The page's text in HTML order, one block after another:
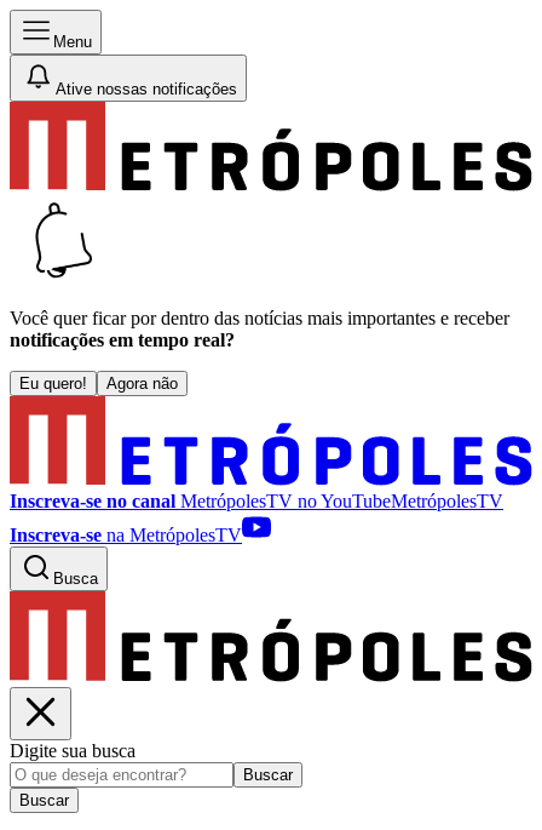
Menu
Ative nossas notificações
Você quer ficar por dentro das notícias mais importantes e receber
notificações em tempo real?
Eu quero! Agora não
Inscreva-se no canal MetrópolesTV noYouTubeMetrópolesTV
Inscreva-se na MetrópolesTV
Busca
Digite sua busca
Buscar
Buscar